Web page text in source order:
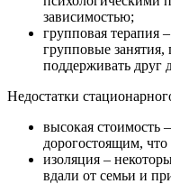
зависимостью;
групповая терапия
групповые занятия,
поддерживать друг
Недостатки
высокая стоимость
дорогостоящим, что
изоляция –
вдали от семьи и